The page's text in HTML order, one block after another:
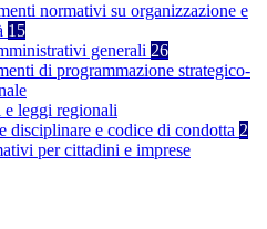
normativi su organizzazione e
15
generali 26
di programmazione strategico-
e leggi regionali
disciplinare e codice di condotta 2
per cittadini e imprese